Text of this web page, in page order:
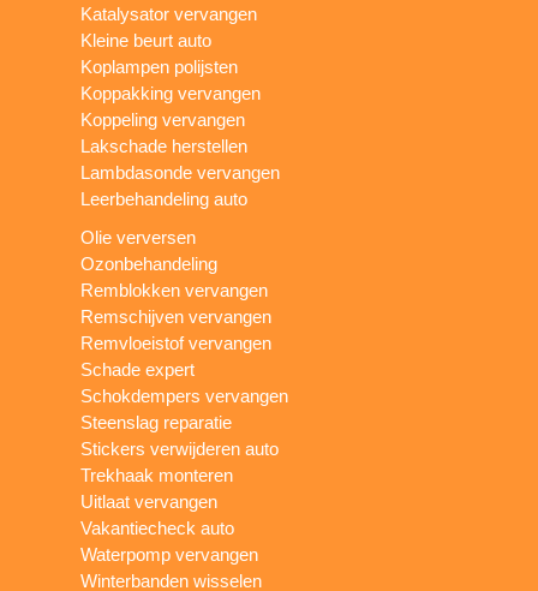
Katalysator vervangen
Kleine beurt auto
Koplampen polijsten
Koppakking vervangen
Koppeling vervangen
Lakschade herstellen
Lambdasonde vervangen
Leerbehandeling auto
Olie verversen
Ozonbehandeling
Remblokken vervangen
Remschijven vervangen
Remvloeistof vervangen
Schade expert
Schokdempers vervangen
Steenslag reparatie
Stickers verwijderen auto
Trekhaak monteren
Uitlaat vervangen
Vakantiecheck auto
Waterpomp vervangen
Winterbanden wisselen